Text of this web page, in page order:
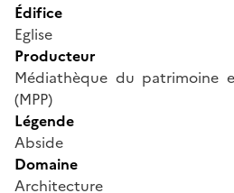
Édifice
Eglise
Producteur
Médiathèque du patrimoine
(MPP)
Légende
Abside
Domaine
Architecture